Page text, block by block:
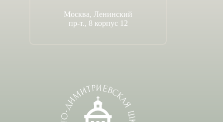
Москва, Ленинский
пр-т., 8 корпус 12